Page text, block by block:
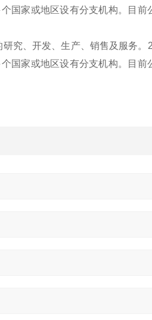
国家或地区设有分支机构。目前
究、开发、生产、销售及服务
国家或地区设有分支机构。目前